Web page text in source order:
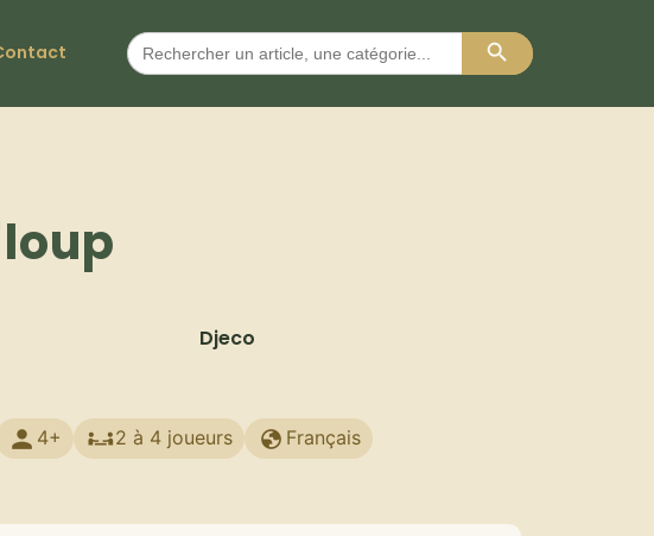
Search
for:
Search Button
Djeco
4+ 2 à 4 joueurs Français